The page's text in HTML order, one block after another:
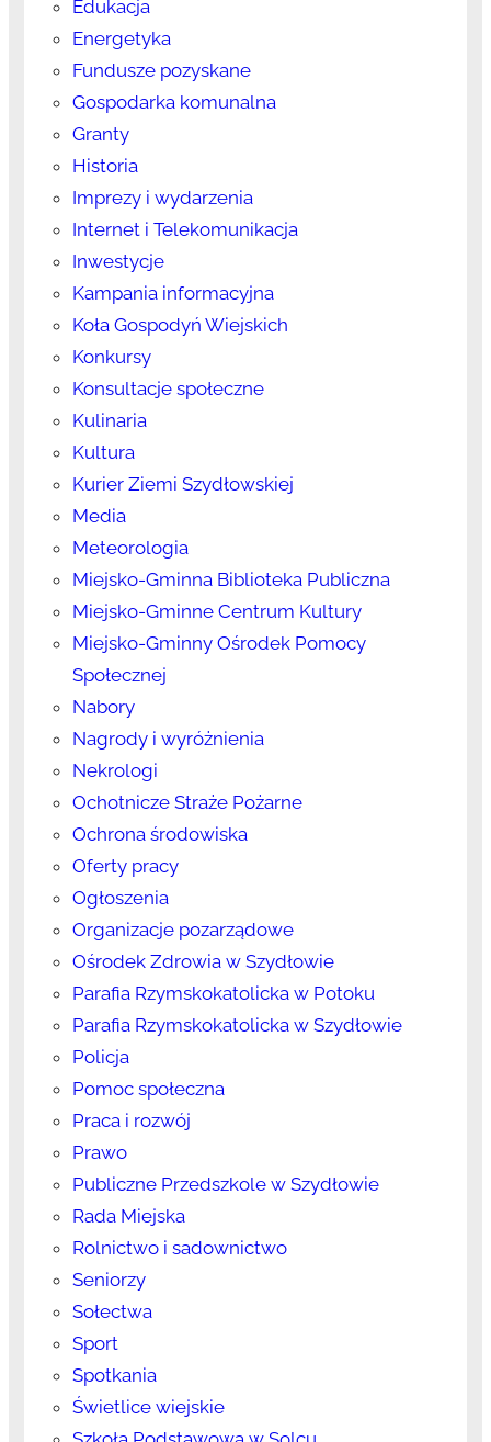
Edukacja
Energetyka
Fundusze pozyskane
Gospodarka komunalna
Granty
Historia
Imprezy i wydarzenia
Internet i Telekomunikacja
Inwestycje
Kampania informacyjna
Koła Gospodyń Wiejskich
Konkursy
Konsultacje społeczne
Kulinaria
Kultura
Kurier Ziemi Szydłowskiej
Media
Meteorologia
Miejsko-Gminna Biblioteka Publiczna
Miejsko-Gminne Centrum Kultury
Miejsko-Gminny Ośrodek Pomocy
Społecznej
Nabory
Nagrody i wyróżnienia
Nekrologi
Ochotnicze Straże Pożarne
Ochrona środowiska
Oferty pracy
Ogłoszenia
Organizacje pozarządowe
Ośrodek Zdrowia w Szydłowie
Parafia Rzymskokatolicka w Potoku
Parafia Rzymskokatolicka w Szydłowie
Policja
Pomoc społeczna
Praca i rozwój
Prawo
Publiczne Przedszkole w Szydłowie
Rada Miejska
Rolnictwo i sadownictwo
Seniorzy
Sołectwa
Sport
Spotkania
Świetlice wiejskie